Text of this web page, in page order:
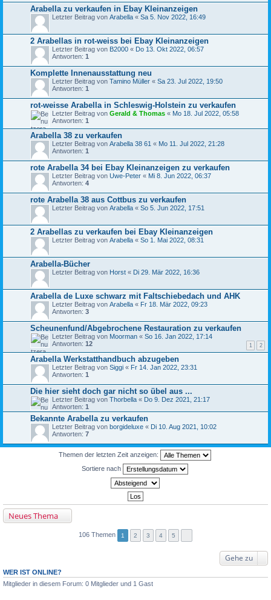
Arabella zu verkaufen in Ebay Kleinanzeigen
Letzter Beitrag von Arabella « Sa 5. Nov 2022, 16:49
2 Arabellas in rot-weiss bei Ebay Kleinanzeigen
Letzter Beitrag von B2000 « Do 13. Okt 2022, 06:57
Antworten: 1
Komplette Innenausstattung neu
Letzter Beitrag von Tamino Müller « Sa 23. Jul 2022, 19:50
Antworten: 1
rot-weisse Arabella in Schleswig-Holstein zu verkaufen
Letzter Beitrag von Gerald & Thomas « Mo 18. Jul 2022, 05:58
Antworten: 1
Arabella 38 zu verkaufen
Letzter Beitrag von Arabella 38 61 « Mo 11. Jul 2022, 21:28
Antworten: 1
rote Arabella 34 bei Ebay Kleinanzeigen zu verkaufen
Letzter Beitrag von Uwe-Peter « Mi 8. Jun 2022, 06:37
Antworten: 4
rote Arabella 38 aus Cottbus zu verkaufen
Letzter Beitrag von Arabella « So 5. Jun 2022, 17:51
2 Arabellas zu verkaufen bei Ebay Kleinanzeigen
Letzter Beitrag von Arabella « So 1. Mai 2022, 08:31
Arabella-Bücher
Letzter Beitrag von Horst « Di 29. Mär 2022, 16:36
Arabella de Luxe schwarz mit Faltschiebedach und AHK
Letzter Beitrag von Arabella « Fr 18. Mär 2022, 09:23
Antworten: 3
Scheunenfund/Abgebrochene Restauration zu verkaufen
Letzter Beitrag von Moorman « So 16. Jan 2022, 17:14
Antworten: 12 1 2
Arabella Werkstatthandbuch abzugeben
Letzter Beitrag von Siggi « Fr 14. Jan 2022, 23:31
Antworten: 1
Die hier sieht doch gar nicht so übel aus ...
Letzter Beitrag von Thorbella « Do 9. Dez 2021, 21:17
Antworten: 1
Bekannte Arabella zu verkaufen
Letzter Beitrag von borgideluxe « Di 10. Aug 2021, 10:02
Antworten: 7
Themen der letzten Zeit anzeigen:
Sortiere nach
Neues Thema
106 Themen 1 2 3 4 5
Gehe zu
WER IST ONLINE?
Mitglieder in diesem Forum: 0 Mitglieder und 1 Gast